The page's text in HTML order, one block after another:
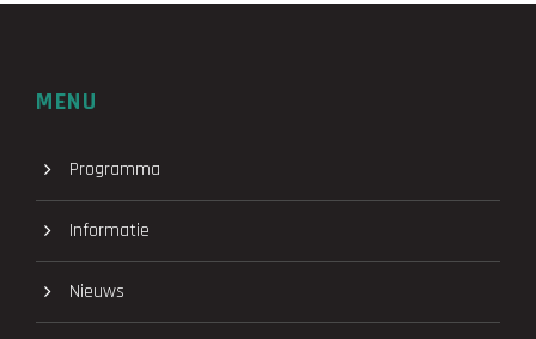
MENU
Programma
Informatie
Nieuws